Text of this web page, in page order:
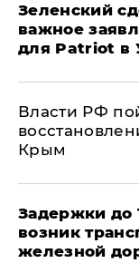
Зеленский
важное
для Patriot в
Власти РФ
Крым
Задержки до
возник
железной